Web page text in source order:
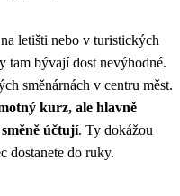
letišti nebo v turistických
tam bývají dost nevýhodné.
směnárnách v centru měst.
kurz, ale hlavně
účtují. Ty dokážou
dostanete do ruky.